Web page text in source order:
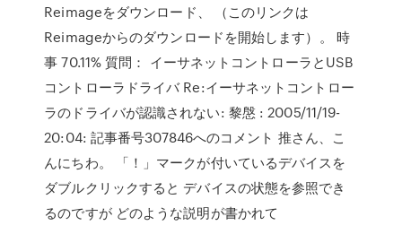
Reimageをダウンロード、 （このリンクは
Reimageからのダウンロードを開始します）。 時
事 70.11% 質問： イーサネットコントローラとUSB
コントローラドライバ Re:イーサネットコントロー
ラのドライバが認識されない: 黎慇 : 2005/11/19-
20:04: 記事番号307846へのコメント 推さん、こ
んにちわ。 「！」マークが付いているデバイスを
ダブルクリックすると デバイスの状態を参照でき
るのですが どのような説明が書かれて